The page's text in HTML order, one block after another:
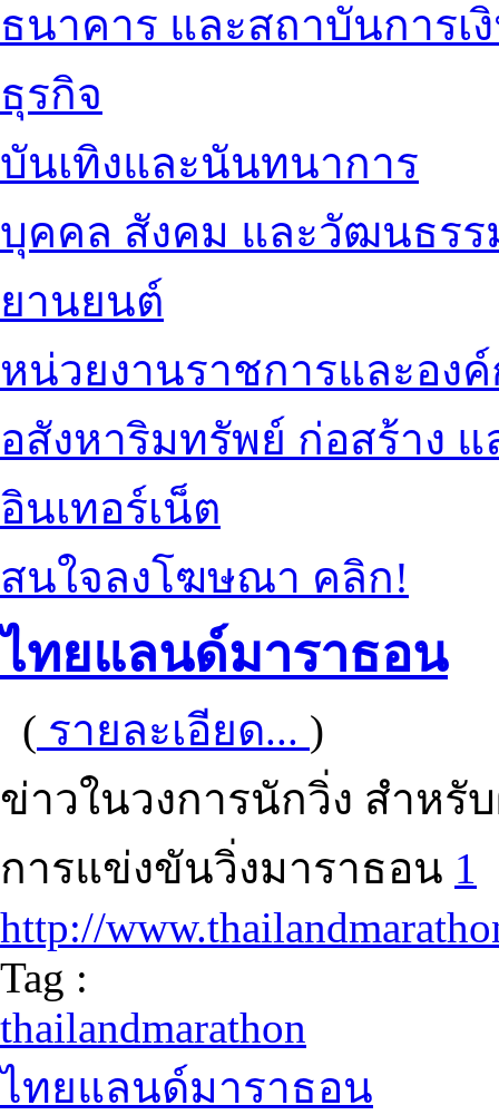
ธนาคาร และสถาบันการเ
ธุรกิจ
บันเทิงและนันทนาการ
บุคคล สังคม และวัฒนธรร
ยานยนต์
หน่วยงานราชการและอง
อสังหาริมทรัพย์ ก่อสร้าง
อินเทอร์เน็ต
สนใจลงโฆษณา คลิก!
ไทยแลนด์มาราธอน
( รายละเอียด... )
ข่าวในวงการนักวิ่ง สำหรั
การแข่งขันวิ่งมาราธอน 1
http://
Tag :
thailandmarathon
ไทยแลนด์มาราธอน